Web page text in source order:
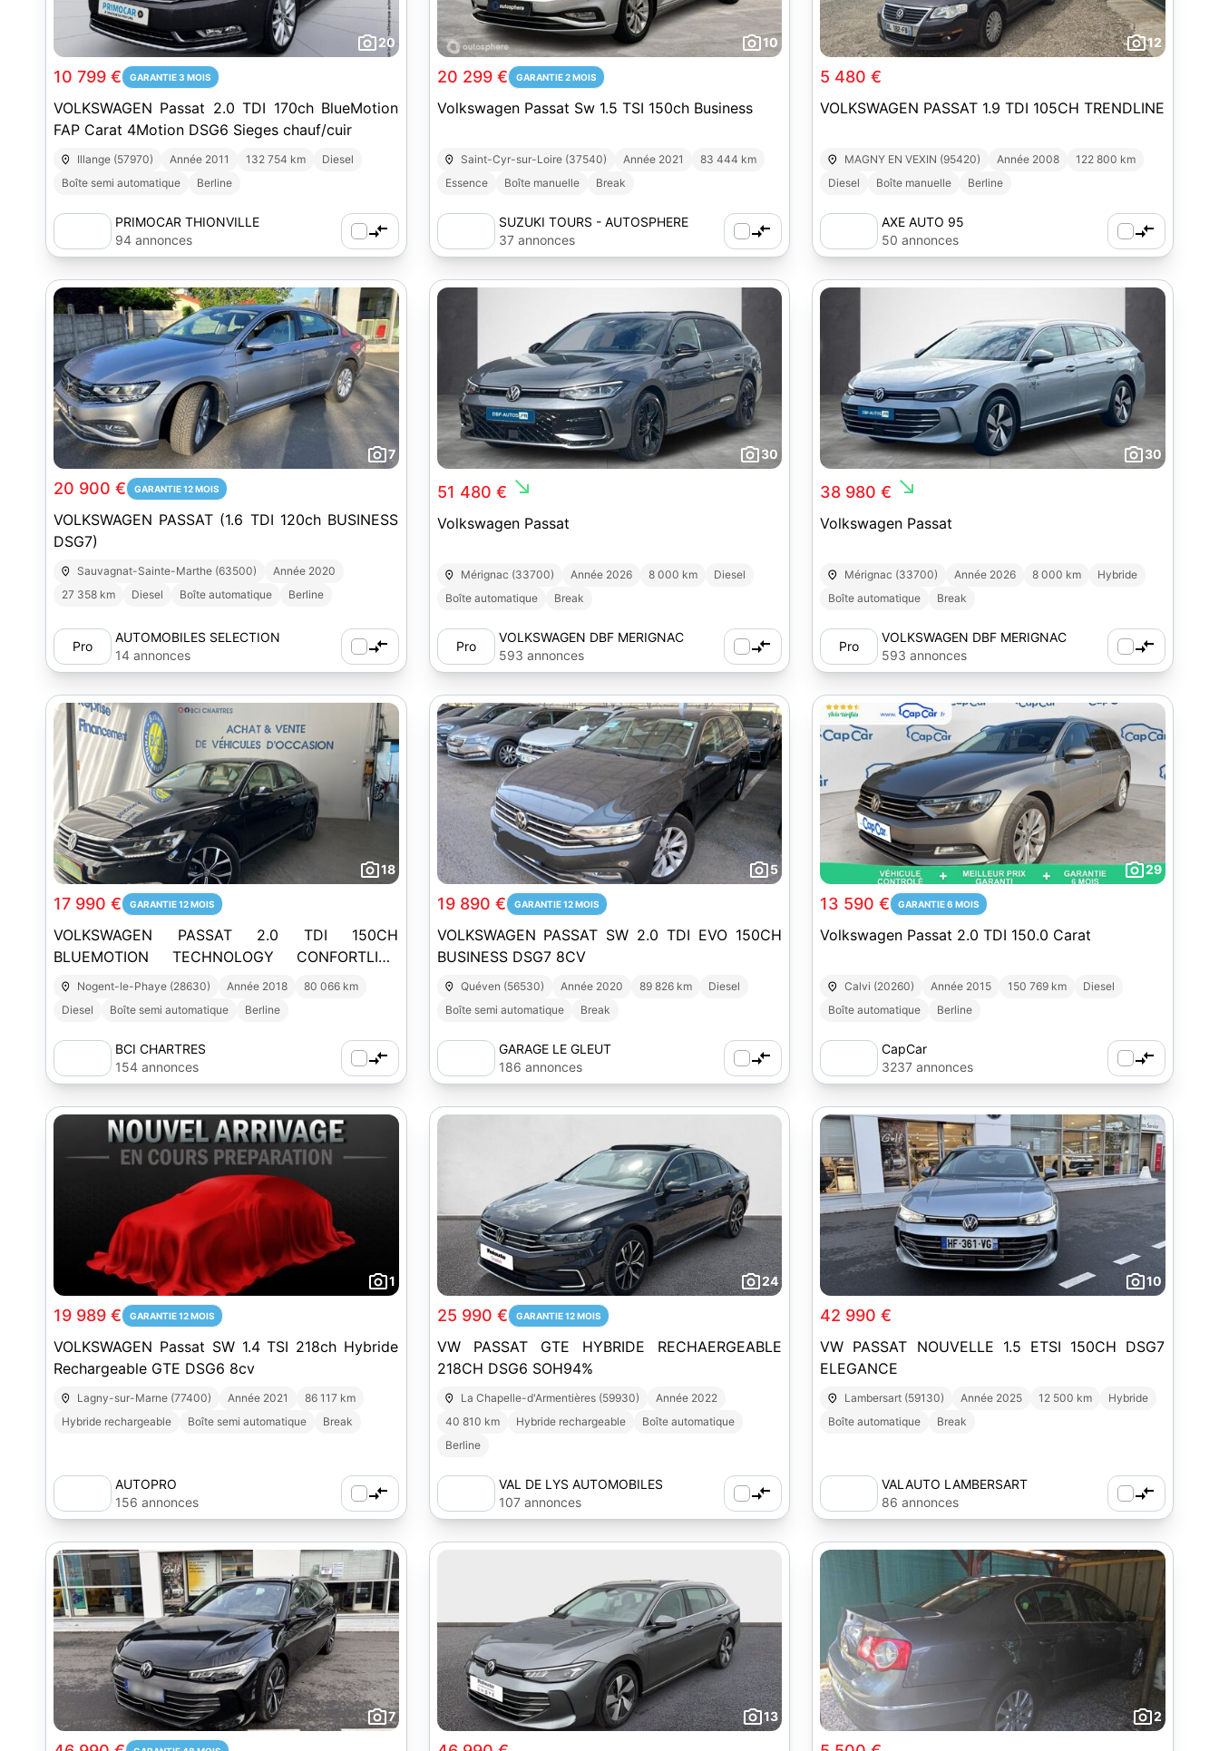
20
10 799 € GARANTIE 3 MOIS
VOLKSWAGEN Passat 2.0 TDI 170ch BlueMotion
FAP Carat 4Motion DSG6 Sieges chauf/cuir
Illange (57970) Année 2011 132 754 km
Diesel
Boîte semi automatique
Berline
PRIMOCAR THIONVILLE
94 annonces
10
20 299 € GARANTIE 2 MOIS
Volkswagen Passat Sw 1.5 TSI 150ch Business
Saint-Cyr-sur-Loire (37540) Année 2021
83 444 km
Essence
Boîte manuelle Break
SUZUKI TOURS - AUTOSPHERE
37 annonces
12
5 480 €
VOLKSWAGEN PASSAT 1.9 TDI 105CH TRENDLINE
MAGNY EN VEXIN (95420) Année 2008
122 800 km
Diesel
Boîte manuelle Berline
AXE AUTO 95
50 annonces
7
20 900 € GARANTIE 12 MOIS
VOLKSWAGEN PASSAT (1.6 TDI 120ch BUSINESS
DSG7)
Sauvagnat-Sainte-Marthe (63500)
Année 2020
27 358 km
Diesel Boîte automatique Berline
Pro
AUTOMOBILES SELECTION
14 annonces
30
51 480 € south_east
Volkswagen Passat
Mérignac (33700) Année 2026 8 000 km
Diesel
Boîte automatique
Break
Pro
VOLKSWAGEN DBF MERIGNAC
593 annonces
30
38 980 € south_east
Volkswagen Passat
Mérignac (33700) Année 2026 8 000 km
Hybride
Boîte automatique
Break
Pro
VOLKSWAGEN DBF MERIGNAC
593 annonces
18
17 990 € GARANTIE 12 MOIS
VOLKSWAGEN PASSAT 2.0 TDI 150CH
BLUEMOTION TECHNOLOGY CONFORTLINE
DSG7Nogent-le-Phaye (28630) Année 2018
80 066 km
Diesel
Boîte semi automatique Berline
BCI CHARTRES
154 annonces
5
19 890 € GARANTIE 12 MOIS
VOLKSWAGEN PASSAT SW 2.0 TDI EVO 150CH
BUSINESS DSG7 8CV
Quéven (56530) Année 2020 89 826 km
Diesel
Boîte semi automatique
Break
GARAGE LE GLEUT
186 annonces
29
13 590 € GARANTIE 6 MOIS
Volkswagen Passat 2.0 TDI 150.0 Carat
Calvi (20260) Année 2015 150 769 km
Diesel
Boîte automatique
Berline
CapCar
3237 annonces
1
19 989 € GARANTIE 12 MOIS
VOLKSWAGEN Passat SW 1.4 TSI 218ch Hybride
Rechargeable GTE DSG6 8cv
Lagny-sur-Marne (77400) Année 2021
86 117 km
Hybride rechargeable
Boîte semi automatique Break
AUTOPRO
156 annonces
24
25 990 € GARANTIE 12 MOIS
VW PASSAT GTE HYBRIDE RECHAERGEABLE
218CH DSG6 SOH94%
La Chapelle-d'Armentières (59930)
Année 2022
40 810 km
Hybride rechargeable
Boîte automatique
Berline
VAL DE LYS AUTOMOBILES
107 annonces
10
42 990 €
VW PASSAT NOUVELLE 1.5 ETSI 150CH DSG7
ELEGANCE
Lambersart (59130) Année 2025 12 500 km
Hybride
Boîte automatique
Break
VALAUTO LAMBERSART
86 annonces
7 13 2